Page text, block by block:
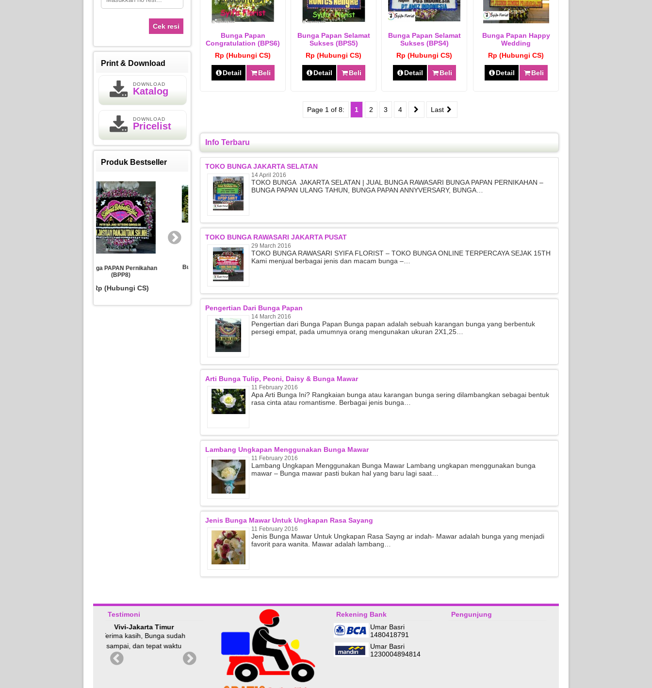
Bunga Papan
Congratulation (BPS6)
Rp (Hubungi CS)
Detail Beli
Bunga Papan Selamat
Sukses (BPS5)
Rp (Hubungi CS)
Detail Beli
Bunga Papan Selamat
Sukses (BPS4)
Rp (Hubungi CS)
Detail Beli
Bunga Papan Happy
Wedding
Rp (Hubungi CS)
Detail Beli
Page 1 of 8: 1 2 3 4 Last
Info Terbaru
TOKO BUNGA JAKARTA SELATAN
14 April 2016
TOKO BUNGA JAKARTA SELATAN | JUAL BUNGA RAWASARI BUNGA PAPAN PERNIKAHAN –
BUNGA PAPAN ULANG TAHUN, BUNGA PAPAN ANNYVERSARY, BUNGA…
TOKO BUNGA RAWASARI JAKARTA PUSAT
29 March 2016
TOKO BUNGA RAWASARI SYIFA FLORIST – TOKO BUNGA ONLINE TERPERCAYA SEJAK 15TH
Kami menjual berbagai jenis dan macam bunga –…
Pengertian Dari Bunga Papan
14 March 2016
Pengertian dari Bunga Papan Bunga papan adalah sebuah karangan bunga yang berbentuk
persegi empat, pada umumnya orang mengunakan ukuran 2X1,25…
Arti Bunga Tulip, Peoni, Daisy & Bunga Mawar
11 February 2016
Apa Arti Bunga Ini? Rangkaian bunga atau karangan bunga sering dilambangkan sebagai bentuk
rasa cinta atau romantisme. Berbagai jenis bunga…
Lambang Ungkapan Menggunakan Bunga Mawar
11 February 2016
Lambang Ungkapan Menggunakan Bunga Mawar Lambang ungkapan menggunakan bunga
mawar – Bunga mawar pasti bukan hal yang baru lagi saat…
Jenis Bunga Mawar Untuk Ungkapan Rasa Sayang
11 February 2016
Jenis Bunga Mawar Untuk Ungkapan Rasa Sayng ar indah- Mawar adalah bunga yang menjadi
favorit para wanita. Mawar adalah lambang…
Cek resi
Print & Download
DOWNLOAD
Katalog
DOWNLOAD
Pricelist
Produk Bestseller
Bungan PAPAN Duka Cita
Rp (Hubungi CS)
Bunga Papan Pernikahan
(BPP9)
Testimoni
Terima kasih, Bunga sudah
tazky-jakarta
handbouqet mawarnya cantik
buanget.thanks ya syifa
florist.nanti aku pesen
lagi.pastiiii
admin-
Bisa mas, silahkan hubungi cs
kami, terima kasih
Maulidiana-Jakarta timur
Ini yg depan pasar itu bukan ?
Kalau pesan bisa diantar gak?
Rekening Bank
Umar Basri
1480418791
Umar Basri
1230004894814
Pengunjung